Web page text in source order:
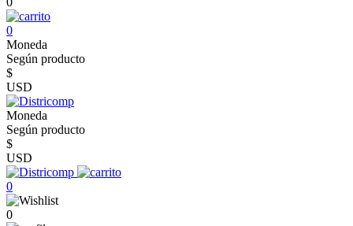
0
Moneda
Según producto
$
USD
Moneda
Según producto
$
USD
0
0